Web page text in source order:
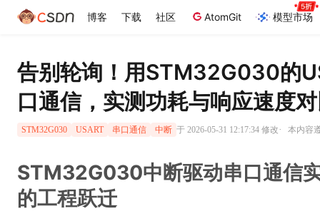
博客 下载 社区 AtomGit 模型市场
告别轮询！用STM32G030的
口通信，实测功耗与响应速度
STM32G030 USART 串口通信 中断 于 2026-05-31 12:17:34 修改· 本内容
STM32G030中断驱动串口通信
的工程跃迁